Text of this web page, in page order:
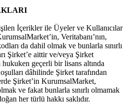
İçerikler ile Üyeler ve Kullanıcılar
Veritabanı’nın,
da dahil olmak ve bunlarla sınırlı
Şirket’e aittir ve/veya Şirket
geçerli bir lisans altında
dâhilinde Şirket tarafından
Şirket’in KurumsalMarket,
ve fakat bunlarla sınırlı olmamak
her türlü hakkı saklıdır.